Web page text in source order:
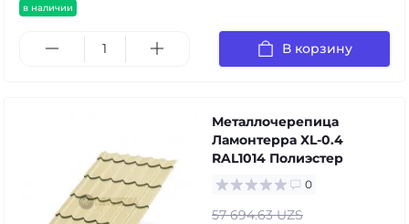
в наличии
В корзину
Металлочерепица
Ламонтерра XL-0.4
RAL1014 Полиэстер
0
57 694.63 UZS